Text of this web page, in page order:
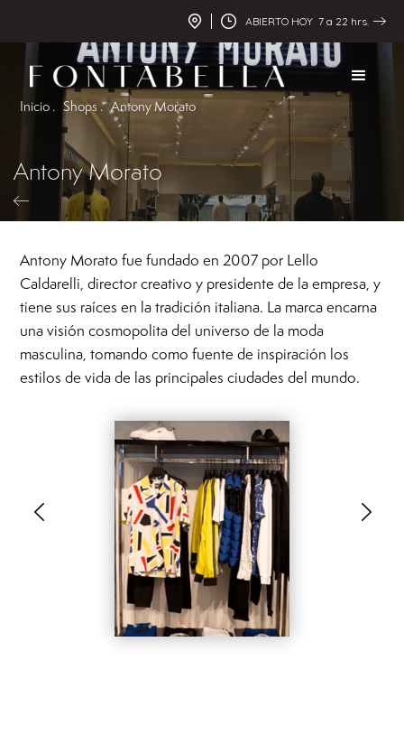
ABIERTO HOY 7 a 22 hrs.
Inicio . Shops . Antony Morato
Antony Morato
Antony Morato fue fundado en 2007 por Lello
Caldarelli, director creativo y presidente de la empresa, y
tiene sus raíces en la tradición italiana. La marca encarna
una visión cosmopolita del universo de la moda
masculina, tomando como fuente de inspiración los
estilos de vida de las principales ciudades del mundo.